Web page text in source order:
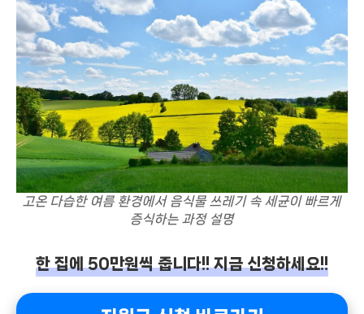
고온 다습한 여름 환경에서 음식물 쓰레기 속 세균이 빠르게
증식하는 과정 설명
한 집에 50만원씩 줍니다!! 지금 신청하세요!!